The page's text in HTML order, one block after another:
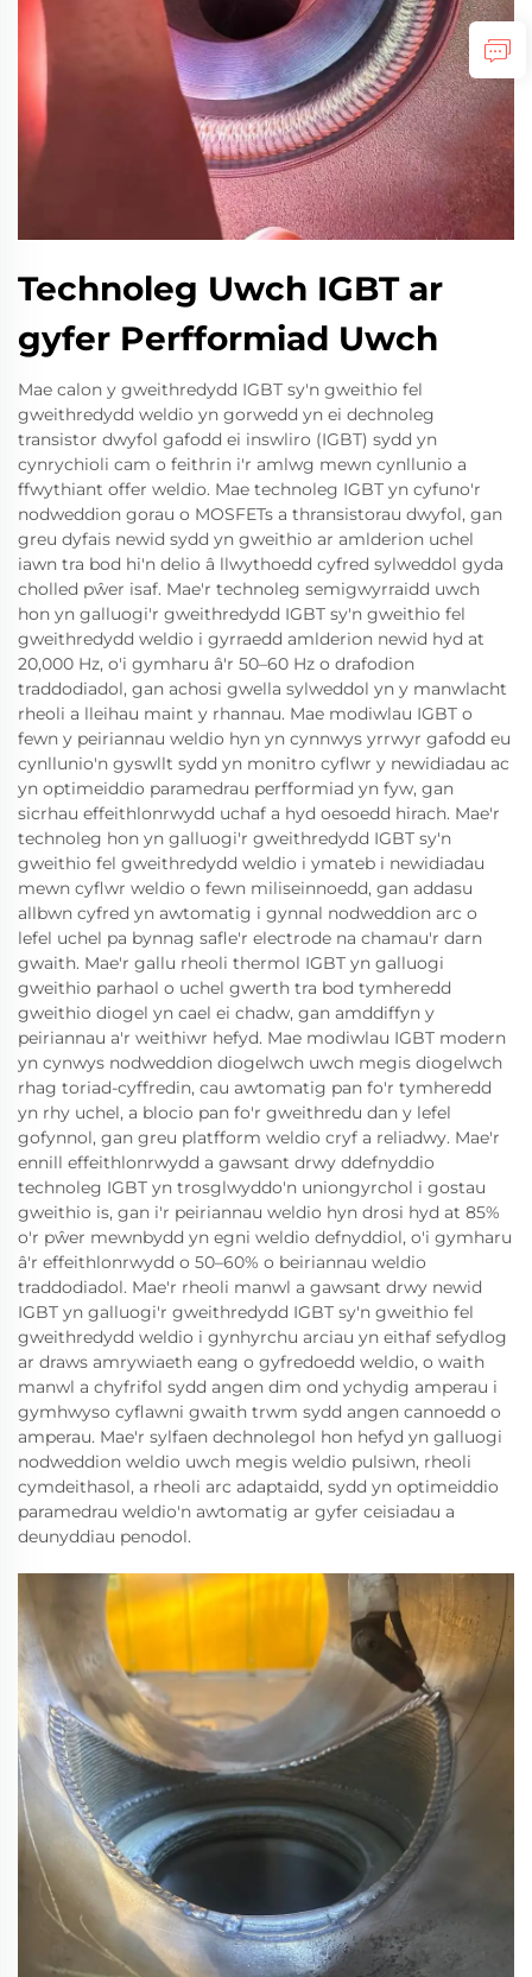
Technoleg Uwch IGBT ar
gyfer Perfformiad Uwch
Mae calon y gweithredydd IGBT sy'n gweithio fel
gweithredydd weldio yn gorwedd yn ei dechnoleg
transistor dwyfol gafodd ei inswliro (IGBT) sydd yn
cynrychioli cam o feithrin i'r amlwg mewn cynllunio a
ffwythiant offer weldio. Mae technoleg IGBT yn cyfuno'r
nodweddion gorau o MOSFETs a thransistorau dwyfol, gan
greu dyfais newid sydd yn gweithio ar amlderion uchel
iawn tra bod hi'n delio â llwythoedd cyfred sylweddol gyda
cholled pŵer isaf. Mae'r technoleg semigwyrraidd uwch
hon yn galluogi'r gweithredydd IGBT sy'n gweithio fel
gweithredydd weldio i gyrraedd amlderion newid hyd at
20,000 Hz, o'i gymharu â'r 50–60 Hz o drafodion
traddodiadol, gan achosi gwella sylweddol yn y manwlacht
rheoli a lleihau maint y rhannau. Mae modiwlau IGBT o
fewn y peiriannau weldio hyn yn cynnwys yrrwyr gafodd eu
cynllunio'n gyswllt sydd yn monitro cyflwr y newidiadau ac
yn optimeiddio paramedrau perfformiad yn fyw, gan
sicrhau effeithlonrwydd uchaf a hyd oesoedd hirach. Mae'r
technoleg hon yn galluogi'r gweithredydd IGBT sy'n
gweithio fel gweithredydd weldio i ymateb i newidiadau
mewn cyflwr weldio o fewn miliseinnoedd, gan addasu
allbwn cyfred yn awtomatig i gynnal nodweddion arc o
lefel uchel pa bynnag safle'r electrode na chamau'r darn
gwaith. Mae'r gallu rheoli thermol IGBT yn galluogi
gweithio parhaol o uchel gwerth tra bod tymheredd
gweithio diogel yn cael ei chadw, gan amddiffyn y
peiriannau a'r weithiwr hefyd. Mae modiwlau IGBT modern
yn cynwys nodweddion diogelwch uwch megis diogelwch
rhag toriad-cyffredin, cau awtomatig pan fo'r tymheredd
yn rhy uchel, a blocio pan fo'r gweithredu dan y lefel
gofynnol, gan greu platfform weldio cryf a reliadwy. Mae'r
ennill effeithlonrwydd a gawsant drwy ddefnyddio
technoleg IGBT yn trosglwyddo'n uniongyrchol i gostau
gweithio is, gan i'r peiriannau weldio hyn drosi hyd at 85%
o'r pŵer mewnbydd yn egni weldio defnyddiol, o'i gymharu
â'r effeithlonrwydd o 50–60% o beiriannau weldio
traddodiadol. Mae'r rheoli manwl a gawsant drwy newid
IGBT yn galluogi'r gweithredydd IGBT sy'n gweithio fel
gweithredydd weldio i gynhyrchu arciau yn eithaf sefydlog
ar draws amrywiaeth eang o gyfredoedd weldio, o waith
manwl a chyfrifol sydd angen dim ond ychydig amperau i
gymhwyso cyflawni gwaith trwm sydd angen cannoedd o
amperau. Mae'r sylfaen dechnolegol hon hefyd yn galluogi
nodweddion weldio uwch megis weldio pulsiwn, rheoli
cymdeithasol, a rheoli arc adaptaidd, sydd yn optimeiddio
paramedrau weldio'n awtomatig ar gyfer ceisiadau a
deunyddiau penodol.